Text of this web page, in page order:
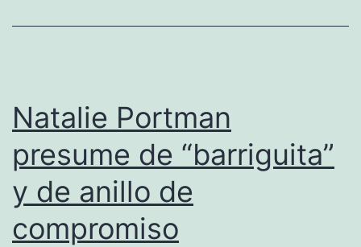
Natalie Portman
presume de “barriguita”
y de anillo de
compromiso